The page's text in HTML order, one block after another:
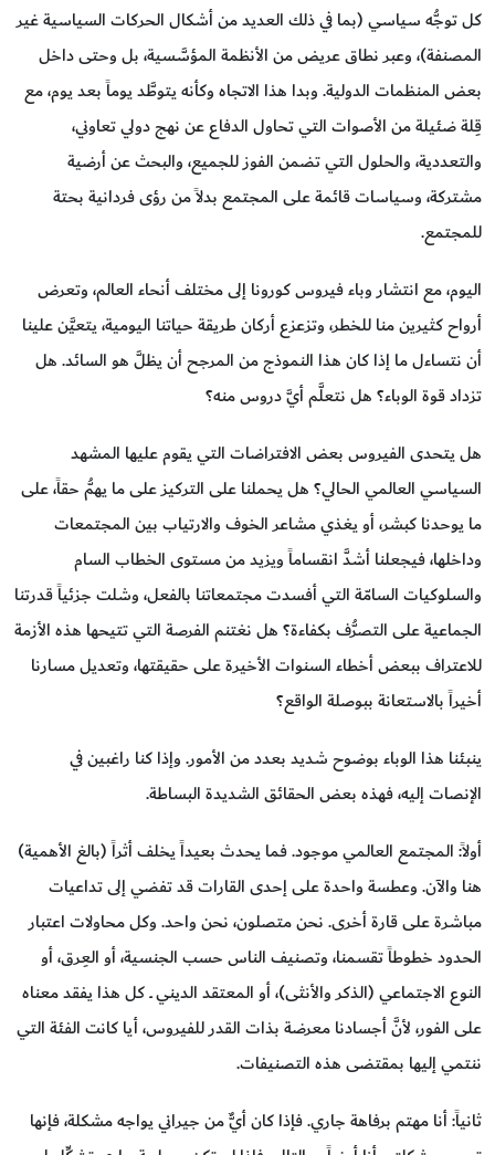
كل توجُّه سياسي (بما في ذلك العديد من أشكال الحركات السياسية غير
المصنفة)، وعبر نطاق عريض من الأنظمة المؤسَّسية، بل وحتى داخل
بعض المنظمات الدولية. وبدا هذا الاتجاه وكأنه يتوطَّد يوماً بعد يوم، مع
قِلة ضئيلة من الأصوات التي تحاول الدفاع عن نهج دولي تعاوني،
والتعددية، والحلول التي تضمن الفوز للجميع، والبحث عن أرضية
مشتركة، وسياسات قائمة على المجتمع بدلاً من رؤى فردانية بحتة
للمجتمع.
اليوم، مع انتشار وباء فيروس كورونا إلى مختلف أنحاء العالم، وتعرض
أرواح كثيرين منا للخطر، وتزعزع أركان طريقة حياتنا اليومية، يتعيَّن علينا
أن نتساءل ما إذا كان هذا النموذج من المرجح أن يظلَّ هو السائد. هل
تزداد قوة الوباء؟ هل نتعلَّم أيَّ دروس منه؟
هل يتحدى الفيروس بعض الافتراضات التي يقوم عليها المشهد
السياسي العالمي الحالي؟ هل يحملنا على التركيز على ما يهمُّ حقاً، على
ما يوحدنا كبشر، أو يغذي مشاعر الخوف والارتياب بين المجتمعات
وداخلها، فيجعلنا أشدَّ انقساماً ويزيد من مستوى الخطاب السام
والسلوكيات السامّة التي أفسدت مجتمعاتنا بالفعل، وشلت جزئياً قدرتنا
الجماعية على التصرُّف بكفاءة؟ هل نغتنم الفرصة التي تتيحها هذه الأزمة
للاعتراف ببعض أخطاء السنوات الأخيرة على حقيقتها، وتعديل مسارنا
أخيراً بالاستعانة ببوصلة الواقع؟
ينبئنا هذا الوباء بوضوح شديد بعدد من الأمور. وإذا كنا راغبين في
الإنصات إليه، فهذه بعض الحقائق الشديدة البساطة.
أولاً: المجتمع العالمي موجود. فما يحدث بعيداً يخلف أثراً (بالغ الأهمية)
هنا والآن. وعطسة واحدة على إحدى القارات قد تفضي إلى تداعيات
مباشرة على قارة أخرى. نحن متصلون، نحن واحد. وكل محاولات اعتبار
الحدود خطوطاً تقسمنا، وتصنيف الناس حسب الجنسية، أو العِرق، أو
النوع الاجتماعي (الذكر والأنثى)، أو المعتقد الديني ــ كل هذا يفقد معناه
على الفور، لأنَّ أجسادنا معرضة بذات القدر للفيروس، أيا كانت الفئة التي
ننتمي إليها بمقتضى هذه التصنيفات.
ثانياً: أنا مهتم برفاهة جاري. فإذا كان أيٌّ من جيراني يواجه مشكلة، فإنها